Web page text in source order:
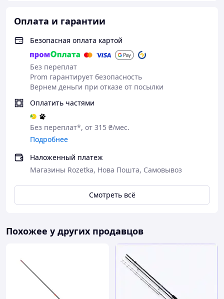
Оплата и гарантии
Безопасная оплата картой
Без переплат
Prom гарантирует безопасность
Вернем деньги при отказе от посылки
Оплатить частями
Без переплат*, от 315 ₴/мес.
Подробнее
Наложенный платеж
Магазины Rozetka, Нова Пошта, Самовывоз
Смотреть всё
Похожее у других продавцов